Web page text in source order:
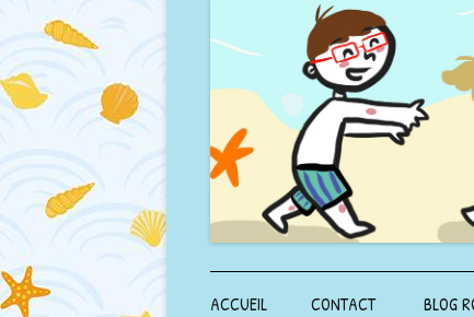
ACCUEIL CONTACT BLOG